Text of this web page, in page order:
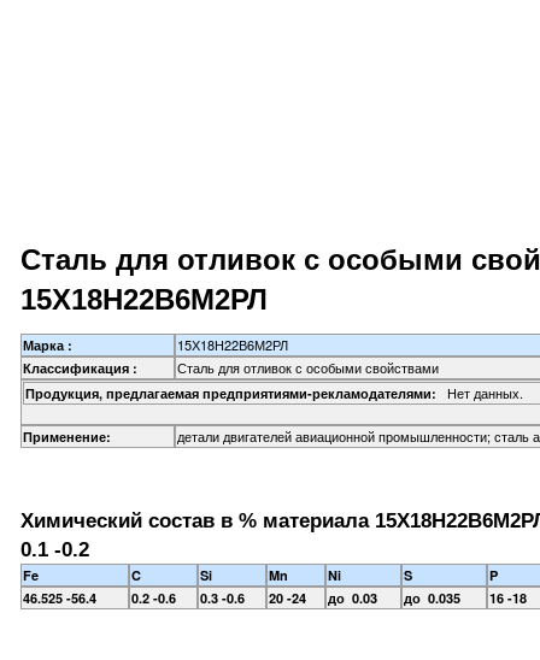
Сталь для отливок с особыми
15Х18Н22В6М2РЛ
Марка : 15Х18Н22В6М2РЛ
Классификация : Сталь для отливок с особыми свойствами
Продукция, предлагаемая предприятиями-рекламодателями: Нет данных.
Применение: детали двигателей авиационной промышленности; сталь
Химический состав в % материала
0.1 -0.2
Fe C Si Mn Ni S
P
46.525 -56.4
0.2 -0.6 0.3 -0.6 20 -24 до 0.03 до 0.035 16 -18